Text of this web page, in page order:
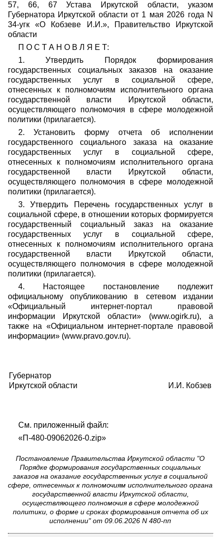
57, 66, 67 Устава Иркутской области, указом
Губернатора Иркутской области от 1 мая 2026 года N
34-угк «О Кобзеве И.И.», Правительство Иркутской
области
П О С Т А Н О В Л Я Е Т:
1. Утвердить Порядок формирования
государственных социальных заказов на оказание
государственных услуг в социальной сфере,
отнесенных к полномочиям исполнительного органа
государственной власти Иркутской области,
осуществляющего полномочия в сфере молодежной
политики (прилагается).
2. Установить форму отчета об исполнении
государственного социального заказа на оказание
государственных услуг в социальной сфере,
отнесенных к полномочиям исполнительного органа
государственной власти Иркутской области,
осуществляющего полномочия в сфере молодежной
политики (прилагается).
3. Утвердить Перечень государственных услуг в
социальной сфере, в отношении которых формируется
государственный социальный заказ на оказание
государственных услуг в социальной сфере,
отнесенных к полномочиям исполнительного органа
государственной власти Иркутской области,
осуществляющего полномочия в сфере молодежной
политики (прилагается).
4. Настоящее постановление подлежит
официальному опубликованию в сетевом издании
«Официальный интернет-портал правовой
информации Иркутской области» (www.ogirk.ru), а
также на «Официальном интернет-портале правовой
информации» (www.pravo.gov.ru).
Губернатор
Иркутской области
И.И. Кобзев
См. приложенный файл:
«П-480-09062026-0.zip»
Постановление Правительства Иркутской области "О
Порядке формирования государственных социальных
заказов на оказание государственных услуг в социальной
сфере, отнесенных к полномочиям исполнительного органа
государственной власти Иркутской области,
осуществляющего полномочия в сфере молодежной
политики, о форме и сроках формирования отчета об их
исполнении" от 09.06.2026 N 480-пп